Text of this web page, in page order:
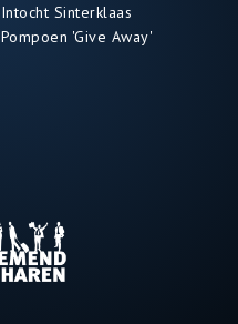
Intocht Sinterklaas
Pompoen 'Give Away'